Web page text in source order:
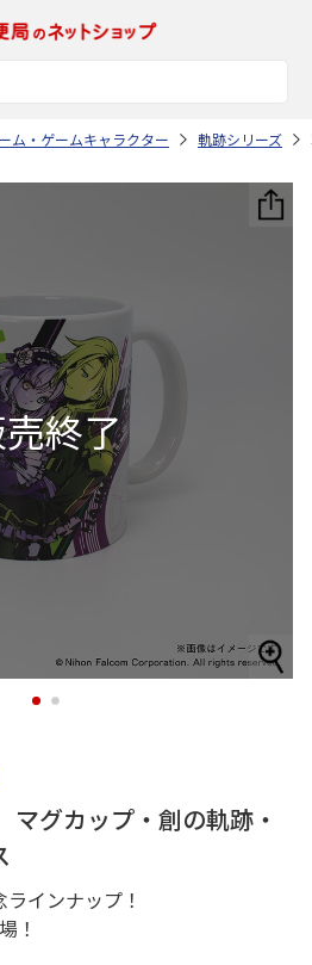
ム・ゲームキャラクター 軌跡シリーズ
1 2
グカップ・創の軌跡・
インナップ！
！